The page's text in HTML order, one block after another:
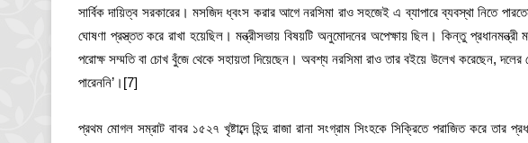
সার্বিক দায়িত্ব সরকারের। মসজিদ ধ্বংস করার আগে নরসিমা রাও সহজেই এ ব্যাপারে ব্যবস্থা নিতে
ঘোষণা প্রস্ত্তত করে রাখা হয়েছিল। মন্ত্রীসভায় বিষয়টি অনুমোদনের অপেক্ষায় ছিল। কিন্তু প্রধানমন্ত্রী
পরোক্ষ সম্মতি বা চোখ বুঁজে থেকে সহায়তা দিয়েছেন। অবশ্য নরসিমা রাও তার বইয়ে উলে­খ করেছেন, দলের
পারেননি’। [7]
প্রথম মোগল সম্রাট বাবর ১৫২৭ খৃষ্টাব্দে হিন্দু রাজা রানা সংগ্রাম সিংহকে সিক্রিতে পরাজিত করে তার